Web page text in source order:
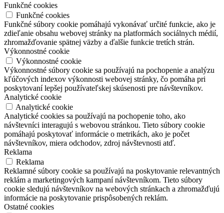
Funkčné cookies
Funkčné cookies
Funkčné súbory cookie pomáhajú vykonávať určité funkcie, ako je
zdieľanie obsahu webovej stránky na platformách sociálnych médií,
zhromažďovanie spätnej väzby a ďalšie funkcie tretích strán.
Výkonnostné cookie
Výkonnostné cookie
Výkonnostné súbory cookie sa používajú na pochopenie a analýzu
kľúčových indexov výkonnosti webovej stránky, čo pomáha pri
poskytovaní lepšej používateľskej skúsenosti pre návštevníkov.
Analytické cookie
Analytické cookie
Analytické cookies sa používajú na pochopenie toho, ako
návštevníci interagujú s webovou stránkou. Tieto súbory cookie
pomáhajú poskytovať informácie o metrikách, ako je počet
návštevníkov, miera odchodov, zdroj návštevnosti atď.
Reklama
Reklama
Reklamné súbory cookie sa používajú na poskytovanie relevantných
reklám a marketingových kampaní návštevníkom. Tieto súbory
cookie sledujú návštevníkov na webových stránkach a zhromažďujú
informácie na poskytovanie prispôsobených reklám.
Ostatné cookies